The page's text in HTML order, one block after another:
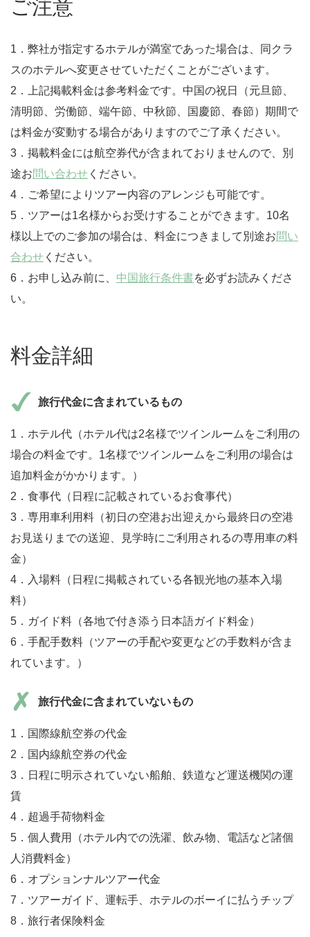
ご注意
1．弊社が指定するホテルが満室であった場合は、同クラ
スのホテルへ変更させていただくことがございます。
2．上記掲載料金は参考料金です。中国の祝日（元旦節、
清明節、労働節、端午節、中秋節、国慶節、春節）期間で
は料金が変動する場合がありますのでご了承ください。
3．掲載料金には航空券代が含まれておりませんので、別
途お問い合わせ ください。
4．ご希望によりツアー内容のアレンジも可能です。
5．ツアーは1名様からお受けすることができます。10名
様以上でのご参加の場合は、料金につきまして別途お問い
合わせ ください。
6．お申し込み前に、 中国旅行条件書を必ずお読みくださ
い。
料金詳細
旅行代金に含まれているもの
1．ホテル代（ホテル代は2名様でツインルームをご利用の
場合の料金です。1名様でツインルームをご利用の場合は
追加料金がかかります。）
2．食事代（日程に記載されているお食事代）
3．専用車利用料（初日の空港お出迎えから最終日の空港
お見送りまでの送迎、見学時にご利用されるの専用車の料
金）
4．入場料（日程に掲載されている各観光地の基本入場
料）
5．ガイド料（各地で付き添う日本語ガイド料金）
6．手配手数料（ツアーの手配や変更などの手数料が含ま
れています。）
旅行代金に含まれていないもの
1．国際線航空券の代金
2．国内線航空券の代金
3．日程に明示されていない船舶、鉄道など運送機関の運
賃
4．超過手荷物料金
5．個人費用（ホテル内での洗濯、飲み物、電話など諸個
人消費料金）
6．オプションナルツアー代金
7．ツアーガイド、運転手、ホテルのボーイに払うチップ
8．旅行者保険料金